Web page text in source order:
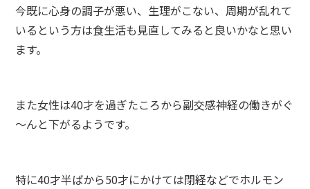
今既に心身の調子が悪い、生理がこない、周期が乱れて
いるという方は食生活も見直してみると良いかなと思い
ます。
また女性は40才を過ぎたころから副交感神経の働きがぐ
～んと下がるようです。
特に40才半ばから50才にかけては閉経などでホルモン